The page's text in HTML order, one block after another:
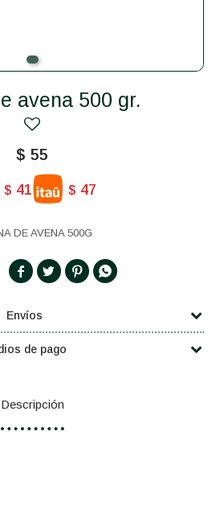
avena 500 gr.
$ 55
$ 41 $ 47
DE AVENA 500G
   
Envíos
de pago
Descripción